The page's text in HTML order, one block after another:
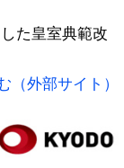
た皇室典範改
（外部サイト）